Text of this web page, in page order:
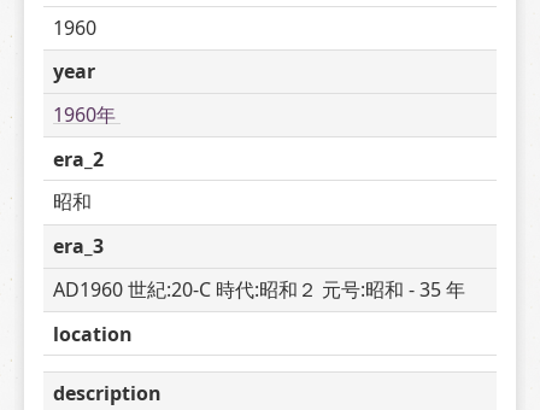
1960
year
1960年
era_2
昭和
era_3
AD1960 世紀:20-C 時代:昭和２ 元号:昭和 - 35 年
location
description